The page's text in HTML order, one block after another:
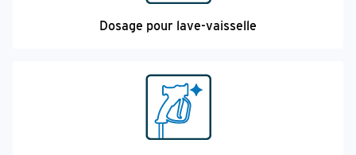
Dosage pour lave-vaisselle